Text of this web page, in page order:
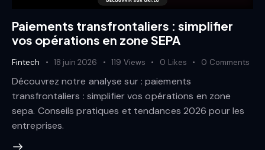
Paiements transfrontaliers : simplifier
vos opérations en zone SEPA
Fintech 18 juin 2026 119 Views 0 Likes 0 Comments
Découvrez notre analyse sur : paiements
transfrontaliers : simplifier vos opérations en zone
sepa. Conseils pratiques et tendances 2026 pour les
entreprises.